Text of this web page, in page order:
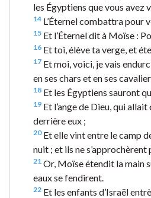
les Égyptiens que vous avez
14 L’Éternel combattra pour
15 Et l’Éternel dit à Moïse :
16 Et toi, élève ta verge, et
17 Et moi, voici, je vais
en ses chars et en ses
18 Et les Égyptiens sauront
19 Et l’ange de Dieu, qui
derrière eux ;
20Et elle vint entre le camp
nuit ; et ils ne
21 Or, Moïse étendit la main
eaux se fendirent.
22 Et les enfants d’Israël